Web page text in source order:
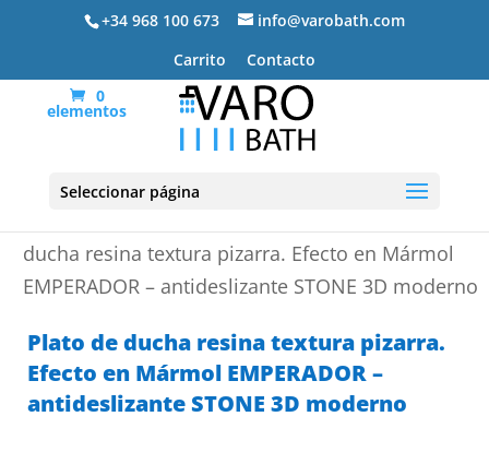
+34 968 100 673
info@varobath.com
Carrito
Contacto
0
elementos
Seleccionar página
ducha resina textura pizarra. Efecto en Mármol
EMPERADOR – antideslizante STONE 3D moderno
Plato de ducha resina textura pizarra.
Efecto en Mármol EMPERADOR –
antideslizante STONE 3D moderno